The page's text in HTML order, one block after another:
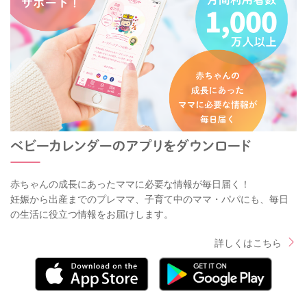
赤ちゃんの成長にあったママに必要な情報が毎日届く！
妊娠から出産までのプレママ、子育て中のママ・パパにも、毎日
の生活に役立つ情報をお届けします。
詳しくはこちら